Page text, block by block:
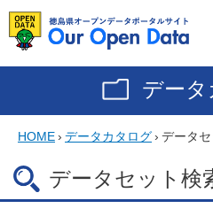
デー
HOME› データカタログ› データ
データセット検